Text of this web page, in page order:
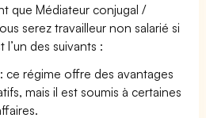
que Médiateur conjugal /
serez travailleur non salarié si
des suivants :
régime offre des avantages
mais il est soumis à certaines